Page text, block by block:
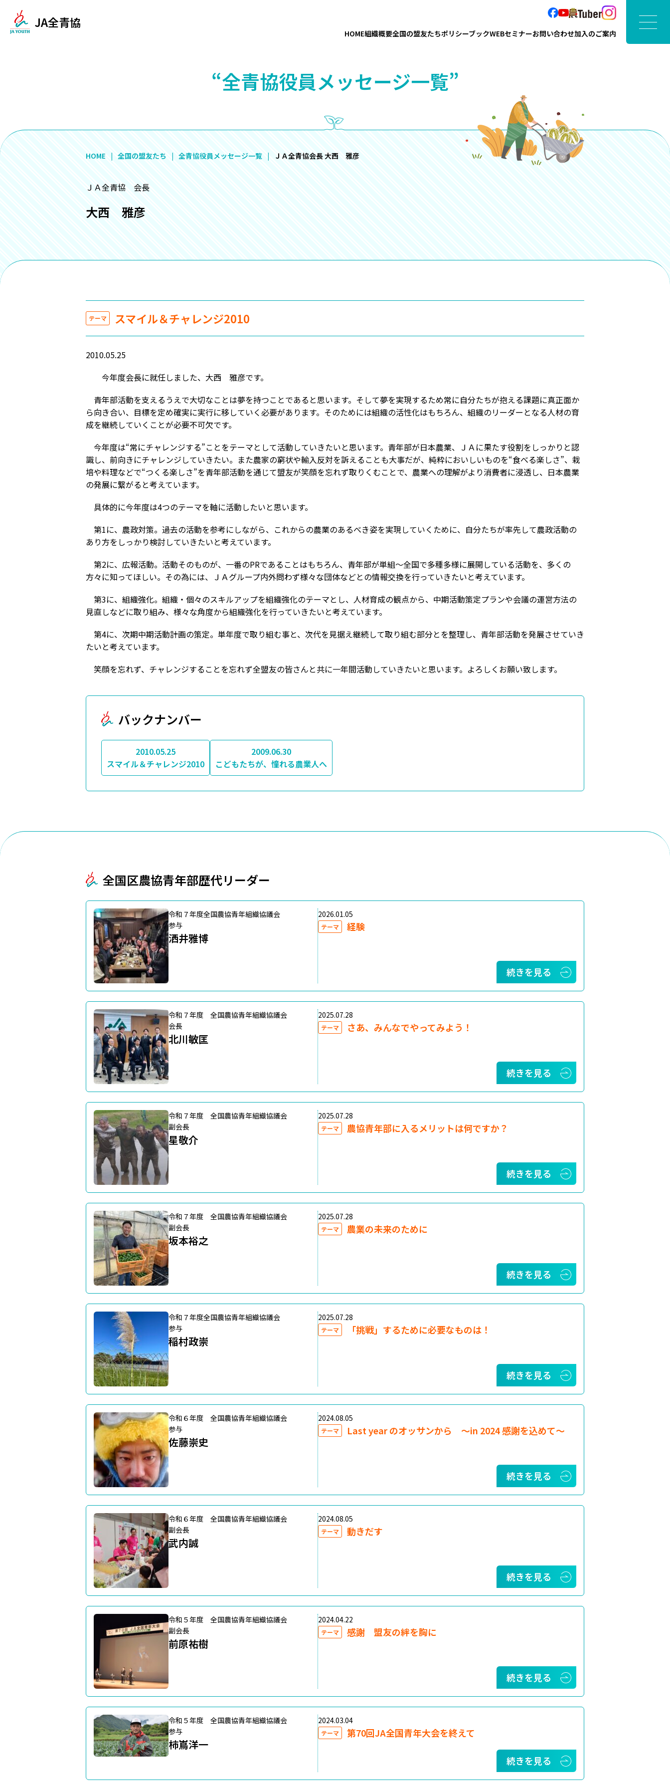
JA全青協
HOME組織概要全国の盟友たちポリシーブックWEBセミナーお問い合わせ加入のご案内
“全青協役員メッセージ一覧”
HOME 全国の盟友たち 全青協役員メッセージ一覧 ＪＡ全青協会長 大西 雅彦
ＪＡ全青協 会長
大西 雅彦
テーマ スマイル＆チャレンジ2010
2010.05.25
今年度会長に就任しました、大西 雅彦です。
青年部活動を支えるうえで大切なことは夢を持つことであると思います。そして夢を実現するため常に自分たちが抱える課題に真正面か
ら向き合い、目標を定め確実に実行に移していく必要があります。そのためには組織の活性化はもちろん、組織のリーダーとなる人材の育
成を継続していくことが必要不可欠です。
今年度は“常にチャレンジする”ことをテーマとして活動していきたいと思います。青年部が日本農業、ＪＡに果たす役割をしっかりと認
識し、前向きにチャレンジしていきたい。また農家の窮状や輸入反対を訴えることも大事だが、純粋においしいものを“食べる楽しさ”、栽
培や料理などで“つくる楽しさ”を青年部活動を通じて盟友が笑顔を忘れず取りくむことで、農業への理解がより消費者に浸透し、日本農業
の発展に繋がると考えています。
具体的に今年度は4つのテーマを軸に活動したいと思います。
第1に、農政対策。過去の活動を参考にしながら、これからの農業のあるべき姿を実現していくために、自分たちが率先して農政活動の
あり方をしっかり検討していきたいと考えています。
第2に、広報活動。活動そのものが、一番のPRであることはもちろん、青年部が単組～全国で多種多様に展開している活動を、多くの
方々に知ってほしい。その為には、ＪＡグループ内外問わず様々な団体などとの情報交換を行っていきたいと考えています。
第3に、組織強化。組織・個々のスキルアップを組織強化のテーマとし、人材育成の観点から、中期活動策定プランや会議の運営方法の
見直しなどに取り組み、様々な角度から組織強化を行っていきたいと考えています。
第4に、次期中期活動計画の策定。単年度で取り組む事と、次代を見据え継続して取り組む部分とを整理し、青年部活動を発展させていき
たいと考えています。
笑顔を忘れず、チャレンジすることを忘れず全盟友の皆さんと共に一年間活動していきたいと思います。よろしくお願い致します。
バックナンバー
2010.05.25
スマイル＆チャレンジ2010
2009.06.30
こどもたちが、憧れる農業人へ
全国区農協青年部歴代リーダー
令和７年度全国農協青年組織協議会
参与
洒井雅博
2026.01.05
テーマ 経験
続きを見る
令和７年度 全国農協青年組織協議会
会長
北川敏匡
2025.07.28
テーマ さあ、みんなでやってみよう！
続きを見る
令和７年度 全国農協青年組織協議会
副会長
星敬介
2025.07.28
テーマ 農協青年部に入るメリットは何ですか？
続きを見る
令和７年度 全国農協青年組織協議会
副会長
坂本裕之
2025.07.28
テーマ 農業の未来のために
続きを見る
令和７年度全国農協青年組織協議会
参与
稲村政崇
2025.07.28
テーマ 「挑戦」するために必要なものは！
続きを見る
令和６年度 全国農協青年組織協議会
参与
佐藤崇史
2024.08.05
テーマ Last year のオッサンから 〜in 2024 感謝を込めて〜
続きを見る
令和６年度 全国農協青年組織協議会
副会長
武内誠
2024.08.05
テーマ 動きだす
続きを見る
令和５年度 全国農協青年組織協議会
副会長
前原祐樹
2024.04.22
テーマ 感謝 盟友の絆を胸に
続きを見る
令和５年度 全国農協青年組織協議会
参与
柿嶌洋一
2024.03.04
テーマ 第70回JA全国青年大会を終えて
続きを見る